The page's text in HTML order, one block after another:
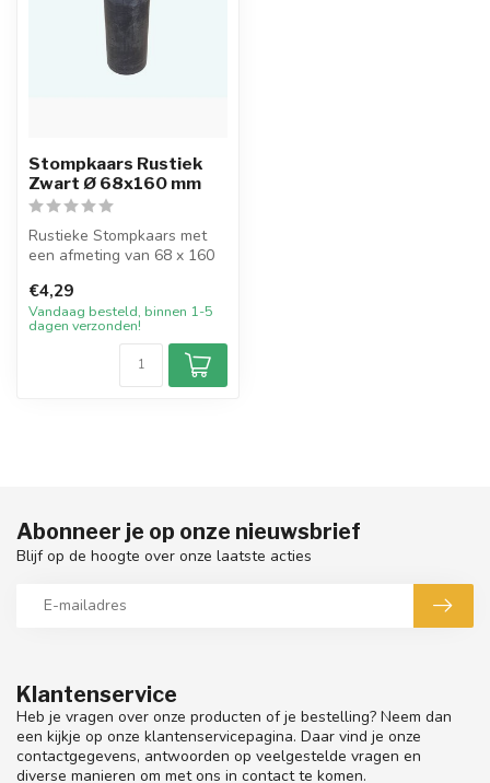
Stompkaars Rustiek
Zwart Ø 68x160 mm
Rustieke Stompkaars met
een afmeting van 68 x 160
han...
€4,29
Vandaag besteld, binnen 1-5
dagen verzonden!
Klantenservice
Heb je vragen over onze producten of je bestelling? Neem dan
een kijkje op onze klantenservicepagina. Daar vind je onze
contactgegevens, antwoorden op veelgestelde vragen en
diverse manieren om met ons in contact te komen.
Abonneer je op onze nieuwsbrief
Blijf op de hoogte over onze laatste acties